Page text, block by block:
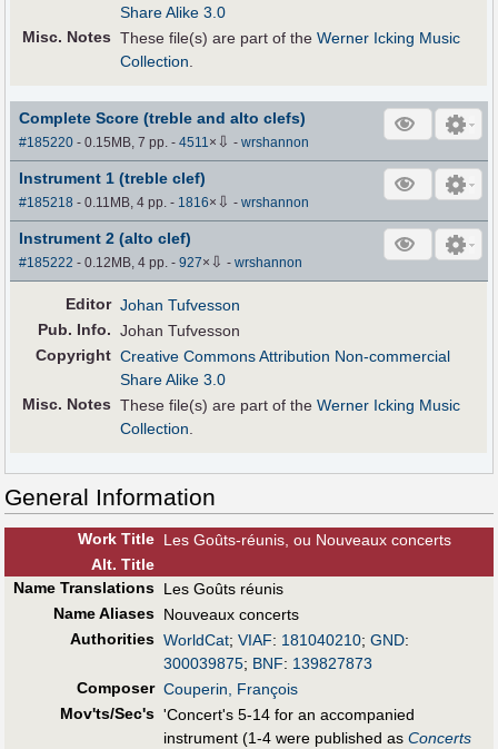
Share Alike 3.0
Misc. Notes These file(s) are part of theWerner Icking Music
Collection
Complete Score (treble and alto clefs)
#185220 - 0.15MB, 7 pp.-4511× ⇩ -wrshannon
Instrument 1 (treble clef)
#185218 - 0.11MB, 4 pp.- 1816× ⇩ -wrshannon
Instrument 2 (alto clef)
#185222 - 0.12MB, 4 pp.-927× ⇩ -wrshannon
Editor Johan Tufvesson
Pub. Info. Johan Tufvesson
Copyright Creative Commons Attribution Non-commercial
Share Alike 3.0
Misc. Notes These file(s) are part of theWerner Icking Music
Collection.
General Information
Work Title Les Goûts-réunis, ou Nouveaux concerts
Alt. Title
Name Translations Les Goûts réunis
Name Aliases Nouveaux concerts
Authorities WorldCat; VIAF: 181040210; GND:
300039875; BNF: 139827873
Composer Couperin, François
Mov'ts/Sec's 'Concert's 5-14 for an accompanied
instrument (1-4 were published as Concerts